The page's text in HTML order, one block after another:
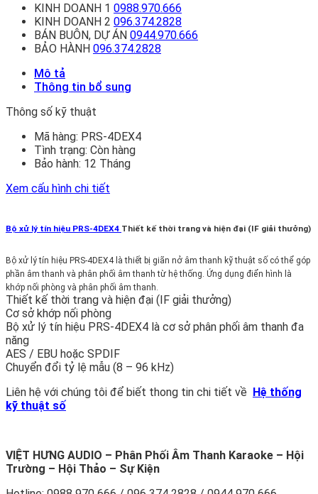
KINH DOANH 1 0988.970.666
KINH DOANH 2 096.374.2828
BÁN BUÔN, DỰ ÁN 0944.970.666
BẢO HÀNH 096.374.2828
Mô tả
Thông tin bổ sung
Thông số kỹ thuật
Mã hàng: PRS-4DEX4
Tình trạng: Còn hàng
Bảo hành: 12 Tháng
Xem cấu hình chi tiết
Bộ xử lý tín hiệu PRS-4DEX4 Thiết kế thời trang và hiện đại (IF giải thưởng)
Bộ xử lý tín hiệu PRS-4DEX4 là thiết bị giãn nở âm thanh kỹ thuật số có thể góp
phần âm thanh và phân phối âm thanh từ hệ thống. Ứng dụng điển hình là
khớp nối phòng và phân phối âm thanh.
Thiết kế thời trang và hiện đại (IF giải thưởng)
Cơ sở khớp nối phòng
Bộ xử lý tín hiệu PRS-4DEX4 là cơ sở phân phối âm thanh đa
năng
AES / EBU hoặc SPDIF
Chuyển đổi tỷ lệ mẫu (8 – 96 kHz)
Liên hệ với chúng tôi để biết thong tin chi tiết về Hệ thống
kỹ thuật số
VIỆT HƯNG AUDIO – Phân Phối Âm Thanh Karaoke – Hội
Trường – Hội Thảo – Sự Kiện